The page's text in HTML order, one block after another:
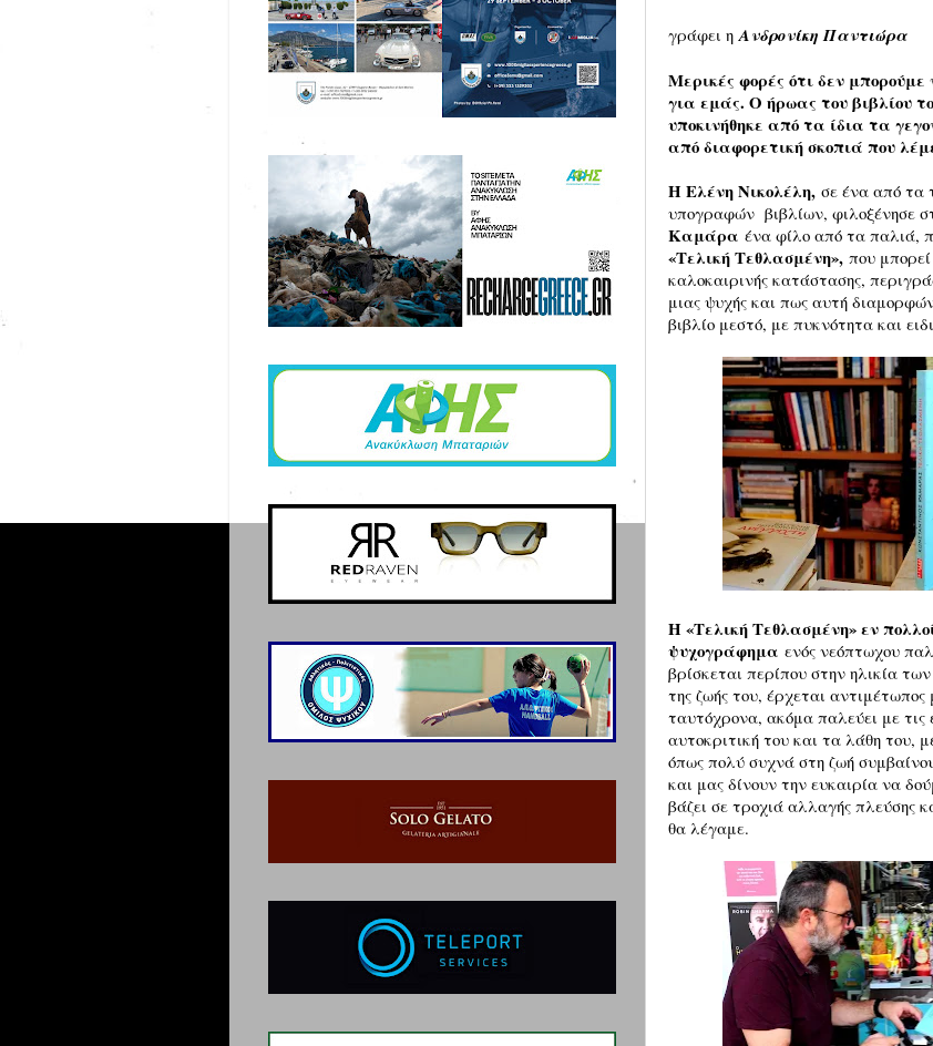
γράφει ηΑνδρονίκη Παντιώρα
Μερικές φορές ότι δεν
για εμάς. Ο ήρωας του βιβλίου
υποκινήθηκε από τα ίδια τα
από διαφορετική σκοπιά που
Η Ελένη Νικολέλη, σε ένα από τα
υπογραφών βιβλίων, φιλοξένησε
Καμάρα ένα φίλο από τα παλιά,
«Τελική Τεθλασμένη», που
καλοκαιρινής κατάστασης,
μιας ψυχής και πως αυτή
βιβλίο μεστό, με πυκνότητα και
Η «Τελική Τεθλασμένη» εν
ψυχογράφημα ενός νεόπτωχου
βρίσκεται περίπου στην ηλικία
της ζωής του, έρχεται
ταυτόχρονα, ακόμα παλεύει με τις
αυτοκριτική του και τα λάθη του,
όπως πολύ συχνά στη ζωή
και μας δίνουν την ευκαιρία να
βάζει σε τροχιά αλλαγής πλεύσης
θα λέγαμε.